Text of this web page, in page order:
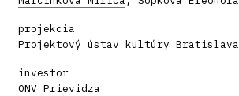
projekcia
Projektový ústav kultúry Bratislava
investor
ONV Prievidza